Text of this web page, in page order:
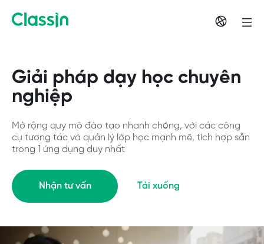
Giải pháp dạy học chuyên
nghiệp
Mở rộng quy mô đào tạo nhanh chóng, với các công
cụ tương tác và quản lý lớp học mạnh mẽ, tích hợp sẵn
trong 1 ứng dụng duy nhất
Nhận tư vấn Tải xuống